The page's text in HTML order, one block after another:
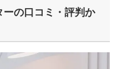
ーの口コミ・評判か